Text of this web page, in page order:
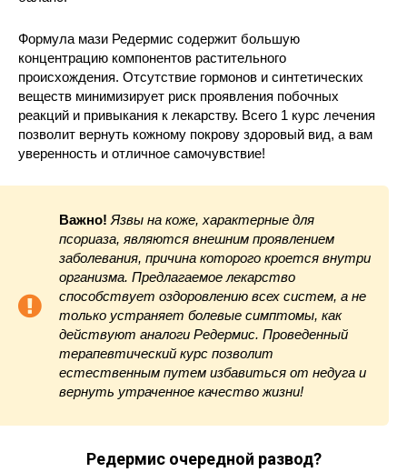
Формула мази Редермис содержит большую
концентрацию компонентов растительного
происхождения. Отсутствие гормонов и синтетических
веществ минимизирует риск проявления побочных
реакций и привыкания к лекарству. Всего 1 курс лечения
позволит вернуть кожному покрову здоровый вид, а вам
уверенность и отличное самочувствие!
Важно! Язвы на коже, характерные для
псориаза, являются внешним проявлением
заболевания, причина которого кроется внутри
организма. Предлагаемое лекарство
способствует оздоровлению всех систем, а не
только устраняет болевые симптомы, как
действуют аналоги Редермис. Проведенный
терапевтический курс позволит
естественным путем избавиться от недуга и
вернуть утраченное качество жизни!
Редермис очередной развод?